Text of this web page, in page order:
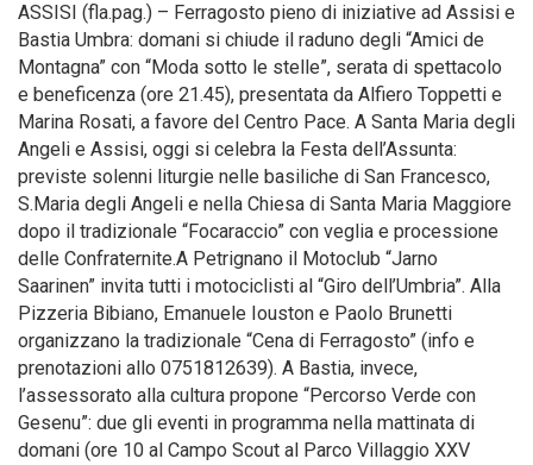
ASSISI (fla.pag.) – Ferragosto pieno di iniziative ad Assisi e
Bastia Umbra: domani si chiude il raduno degli “Amici de
Montagna” con “Moda sotto le stelle”, serata di spettacolo
e beneficenza (ore 21.45), presentata da Alfiero Toppetti e
Marina Rosati, a favore del Centro Pace. A Santa Maria degli
Angeli e Assisi, oggi si celebra la Festa dell’Assunta:
previste solenni liturgie nelle basiliche di San Francesco,
S.Maria degli Angeli e nella Chiesa di Santa Maria Maggiore
dopo il tradizionale “Focaraccio” con veglia e processione
delle Confraternite.A Petrignano il Motoclub “Jarno
Saarinen” invita tutti i motociclisti al “Giro dell’Umbria”. Alla
Pizzeria Bibiano, Emanuele Iouston e Paolo Brunetti
organizzano la tradizionale “Cena di Ferragosto” (info e
prenotazioni allo 0751812639). A Bastia, invece,
l’assessorato alla cultura propone “Percorso Verde con
Gesenu”: due gli eventi in programma nella mattinata di
domani (ore 10 al Campo Scout al Parco Villaggio XXV